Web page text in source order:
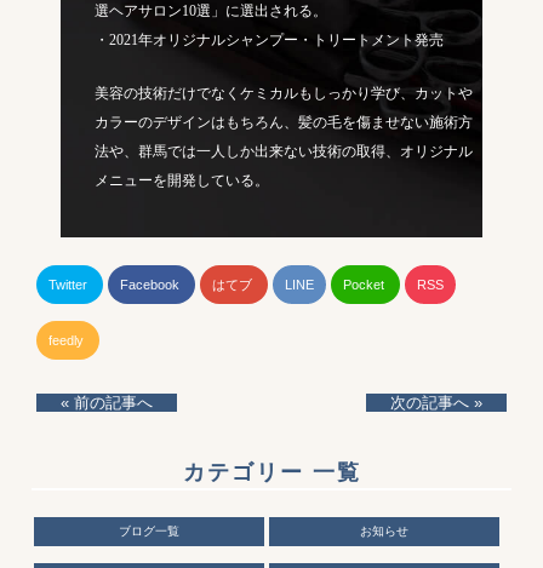
選ヘアサロン10選」に選出される。
・2021年オリジナルシャンプー・トリートメント発売
美容の技術だけでなくケミカルもしっかり学び、カットや
カラーのデザインはもちろん、髪の毛を傷ませない施術方
法や、群馬では一人しか出来ない技術の取得、オリジナル
メニューを開発している。
Twitter Facebook はてブ LINE Pocket RSS
feedly
« 前の記事へ 次の記事へ »
カテゴリー 一覧
ブログ一覧 お知らせ